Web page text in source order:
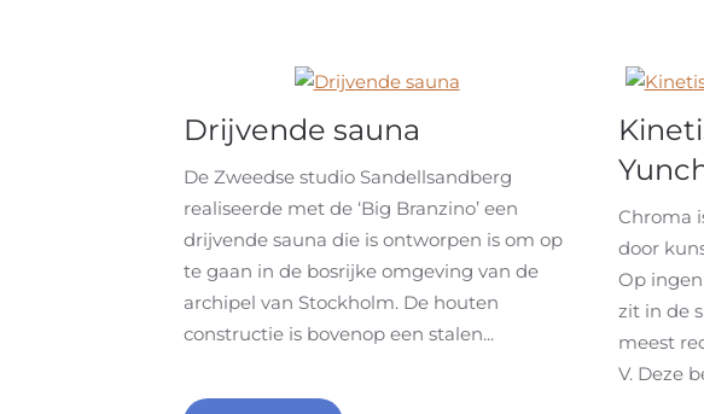
Drijvende sauna
De Zweedse studio Sandellsandberg
realiseerde met de ‘Big Branzino’ een
drijvende sauna die is ontworpen is om op
te gaan in de bosrijke omgeving van de
archipel van Stockholm. De houten
constructie is bovenop een stalen...
Chroma
door
Op
zit in de
meest
V. Deze